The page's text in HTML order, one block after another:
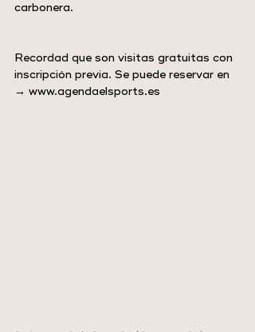
carbonera.
Recordad que son visitas gratuitas con
inscripción previa. Se puede reservar en
→ www.agendaelsports.es